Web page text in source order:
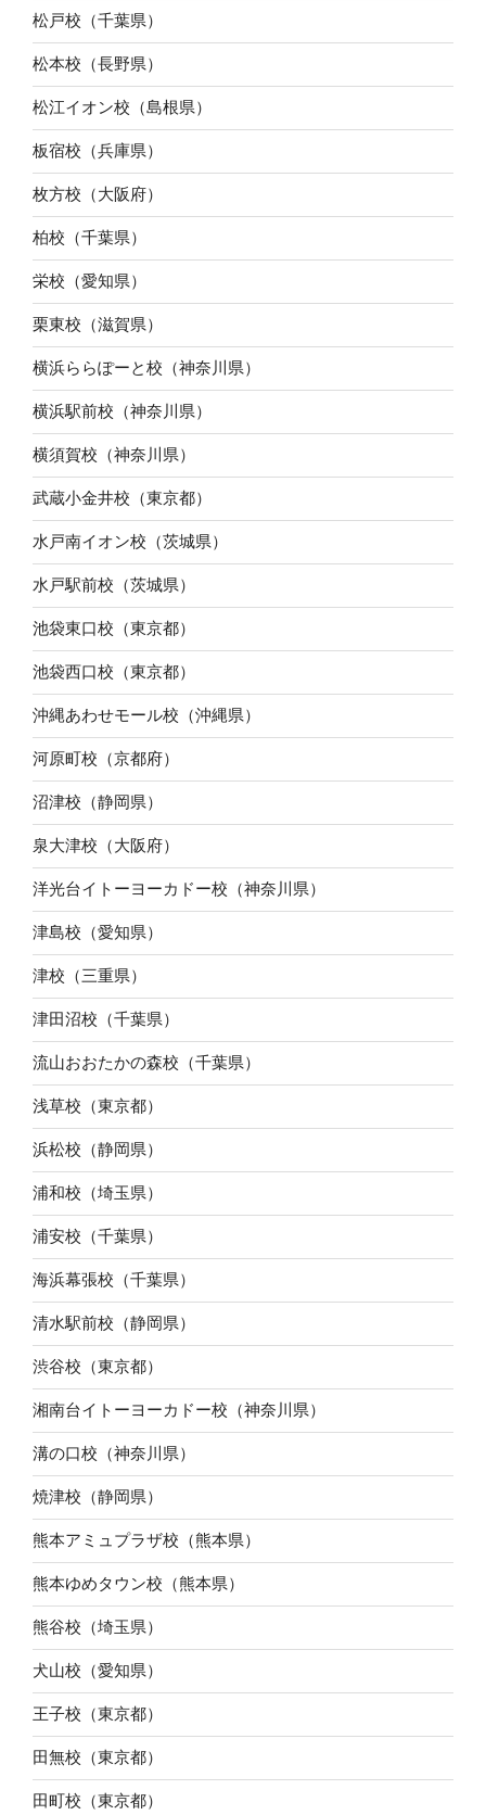
松戸校（千葉県）
松本校（長野県）
松江イオン校（島根県）
板宿校（兵庫県）
枚方校（大阪府）
柏校（千葉県）
栄校（愛知県）
栗東校（滋賀県）
横浜ららぽーと校（神奈川県）
横浜駅前校（神奈川県）
横須賀校（神奈川県）
武蔵小金井校（東京都）
水戸南イオン校（茨城県）
水戸駅前校（茨城県）
池袋東口校（東京都）
池袋西口校（東京都）
沖縄あわせモール校（沖縄県）
河原町校（京都府）
沼津校（静岡県）
泉大津校（大阪府）
洋光台イトーヨーカドー校（神奈川県）
津島校（愛知県）
津校（三重県）
津田沼校（千葉県）
流山おおたかの森校（千葉県）
浅草校（東京都）
浜松校（静岡県）
浦和校（埼玉県）
浦安校（千葉県）
海浜幕張校（千葉県）
清水駅前校（静岡県）
渋谷校（東京都）
湘南台イトーヨーカドー校（神奈川県）
溝の口校（神奈川県）
焼津校（静岡県）
熊本アミュプラザ校（熊本県）
熊本ゆめタウン校（熊本県）
熊谷校（埼玉県）
犬山校（愛知県）
王子校（東京都）
田無校（東京都）
田町校（東京都）